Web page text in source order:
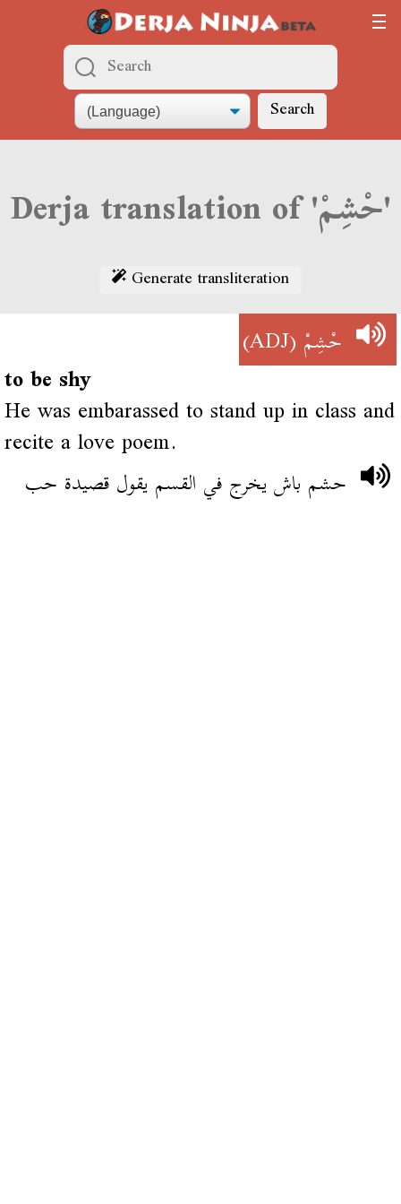
Search
Derja translation of 'حْشِمْ'
Generate transliteration
حْشِمْ(ADJ)
to be shy
He was embarassed to stand up in class and
recite a love poem.
حشم باش يخرج في القسم يقول قصيدة حب